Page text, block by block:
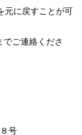
元に戻すことが可
ご連絡くださ
号